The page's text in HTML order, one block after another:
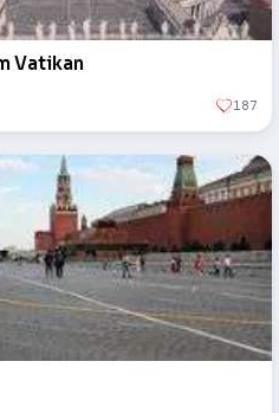
Vatikan
187